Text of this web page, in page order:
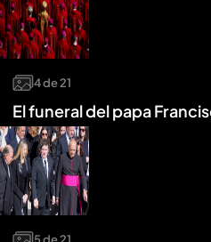
4de21
El funeral del papa